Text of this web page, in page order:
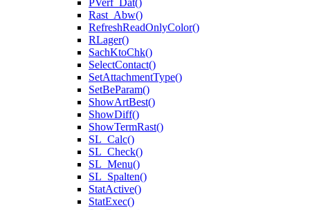
PVerf_Dat()
Rast_Abw()
RefreshReadOnlyColor()
RLager()
SachKtoChk()
SelectContact()
SetAttachmentType()
SetBeParam()
ShowArtBest()
ShowDiff()
ShowTermRast()
SL_Calc()
SL_Check()
SL_Menu()
SL_Spalten()
StatActive()
StatExec()